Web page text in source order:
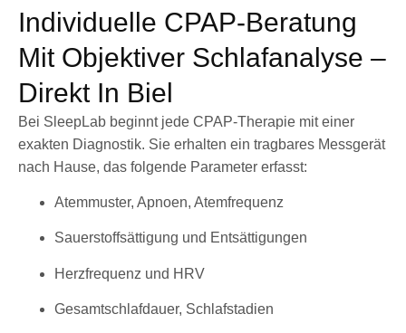
Individuelle CPAP-Beratung
Mit Objektiver Schlafanalyse –
Direkt In Biel
Bei SleepLab beginnt jede CPAP-Therapie mit einer
exakten Diagnostik. Sie erhalten ein tragbares Messgerät
nach Hause, das folgende Parameter erfasst:
Atemmuster, Apnoen, Atemfrequenz
Sauerstoffsättigung und Entsättigungen
Herzfrequenz und HRV
Gesamtschlafdauer, Schlafstadien